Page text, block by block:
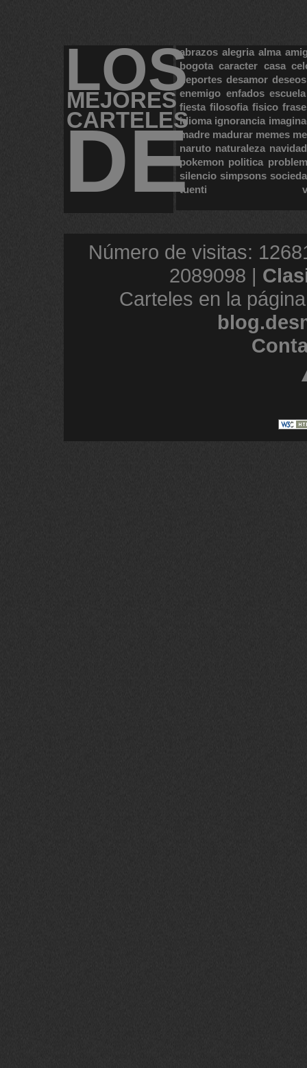
LOS
MEJORES
CARTELES
DE
abrazos alegria alma
bogota caracter casa
deportes desamor deseos
enemigo enfados escuela
fiesta filosofia fisico
idioma ignorancia
madre madurar memes
naruto naturaleza navidad
pokemon politica
silencio simpsons
tuenti
Número de visitas:
2089098 |
Carteles en la